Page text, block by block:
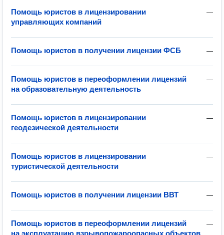
—
Помощь юристов в лицензировании
управляющих компаний
—
Помощь юристов в получении лицензии ФСБ
—
Помощь юристов в переоформлении лицензий
на образовательную деятельность
—
Помощь юристов в лицензировании
геодезической деятельности
—
Помощь юристов в лицензировании
туристической деятельности
—
Помощь юристов в получении лицензии ВВТ
—
Помощь юристов в переоформлении лицензий
на эксплуатацию взрывопожароопасных объектов